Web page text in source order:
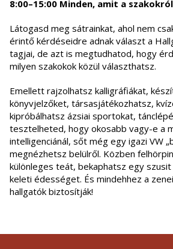
8:00–15:00 Minden, amit a
Látogasd meg sátrainkat, ahol nem
érintő kérdéseidre adnak választ a
tagjai, de azt is megtudhatod, hogy
milyen szakokok közül választhatsz.
Emellett rajzolhatsz kalligráfiákat,
könyvjelzőket, társasjátékozhatsz,
kipróbálhatsz ázsiai sportokat,
tesztelheted, hogy okosabb vagy-e a
intelligenciánál, sőt még egy igazi VW
megnézhetsz belülről. Közben
különleges teát, bekaphatsz egy
keleti édességet. És mindehhez a
hallgatók biztosítják!